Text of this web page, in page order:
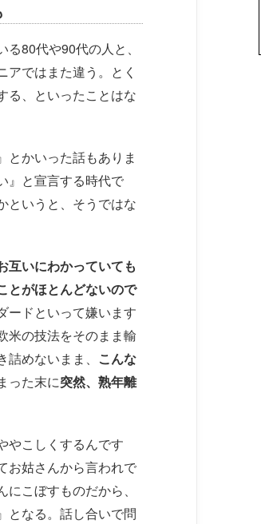
80代や90代の人と、
ではまた違う。とく
る、といったことはな
とかいった話もありま
』と宣言する時代で
というと、そうではな
互いにわかっていても
とがほとんどないので
ードといって嫌います
米の技法をそのまま輸
めないまま、 こんな
った末に突然、熟年離
こしくするんです
お姑さんから言われで
こぼすものだから、
となる。話し合いで問